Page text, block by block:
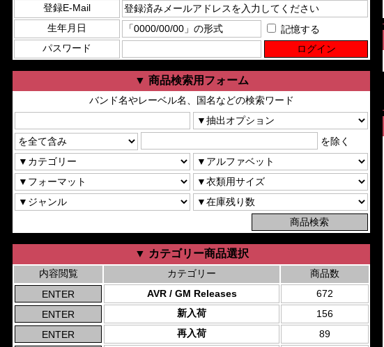
登録E-Mail
生年月日
記憶する
パスワード
▼ 商品検索用フォーム
バンド名やレーベル名、国名などの検索ワード
を除く
▼ カテゴリー商品選択
内容閲覧 カテゴリー
商品数
AVR / GM Releases
672
新入荷
156
再入荷
89